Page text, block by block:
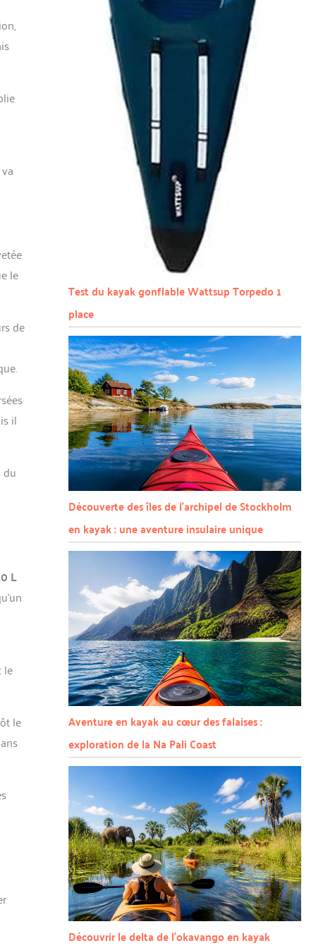
le
de
il
du
L
le
le
Test du kayak gonflable Wattsup Torpedo 1
place
Découverte des îles de l’archipel de Stockholm
en kayak : une aventure insulaire unique
Aventure en kayak au cœur des falaises :
exploration de la Na Pali Coast
Découvrir le delta de l’okavango en kayak